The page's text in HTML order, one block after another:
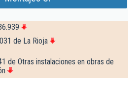
de La Rioja
de Otras instalaciones en obras de